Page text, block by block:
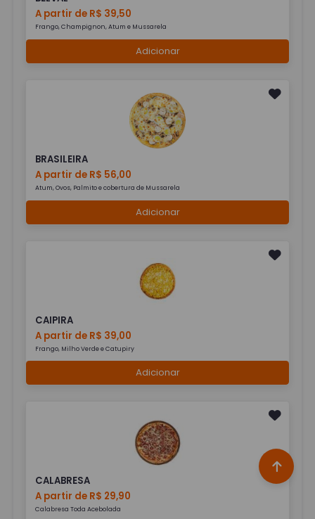
A partir de R$ 39,50
Frango, Champignon, Atum e Mussarela
Adicionar
BRASILEIRA
A partir de R$ 56,00
Atum, Ovos, Palmito e cobertura de Mussarela
Adicionar
CAIPIRA
A partir de R$ 39,00
Frango, Milho Verde e Catupiry
Adicionar
CALABRESA
A partir de R$ 29,90
Calabresa Toda Acebolada